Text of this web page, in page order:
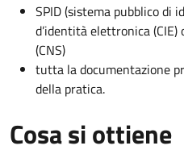
SPID (sistema pubblico di
d’identità elettronica
(CNS)
tutta la documentazione
della pratica.
Cosa si ottiene